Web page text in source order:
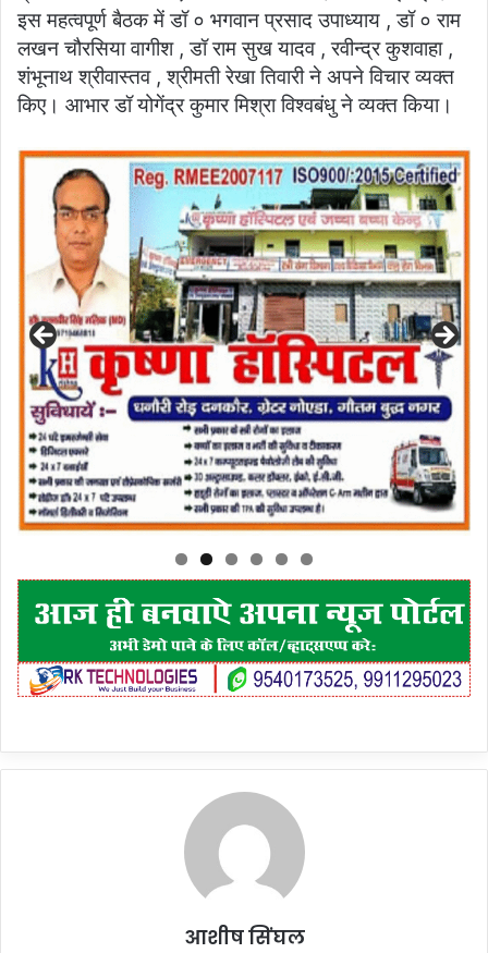
इस महत्वपूर्ण बैठक में डॉ ० भगवान प्रसाद उपाध्याय , डॉ ० राम
लखन चौरसिया वागीश , डॉ राम सुख यादव , रवीन्द्र कुशवाहा ,
शंभूनाथ श्रीवास्तव , श्रीमती रेखा तिवारी ने अपने विचार व्यक्त
किए। आभार डॉ योगेंद्र कुमार मिश्रा विश्वबंधु ने व्यक्त किया।
आशीष सिंघल